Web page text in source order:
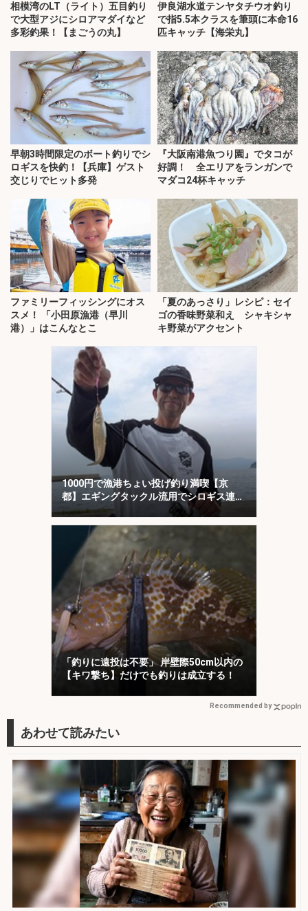
相模湾のLT（ライト）五目釣り
で大型アジにシロアマダイなど
多彩釣果！【まごうの丸】
伊良湖水道テンヤタチウオ釣り
で指5.5本クラスを筆頭に本命16
匹キャッチ【海栄丸】
早朝3時間限定のボート釣りでシ
ロギスを快釣！【兵庫】ゲスト
交じりでヒット多発
『大阪南港魚つり園』でタコが
好調！ 全エリアをランガンで
マダコ24杯キャッチ
ファミリーフィッシングにオス
スメ！ 「小田原漁港（早川
港）」はこんなとこ
「夏のあっさり」レシピ：セイ
ゴの香味野菜和え シャキシャ
キ野菜がアクセント
1000円で漁港ちょい投げ釣り満喫【京
都】エギングタックル流用でシロギス連
発！
「釣りに遠投は不要」 岸壁際50cm以内の
【キワ撃ち】だけでも釣りは成立する！
Recommended by